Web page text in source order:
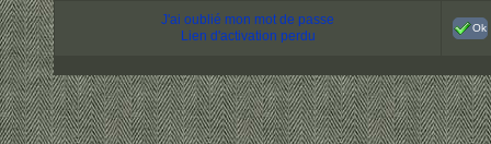
J'ai oublié mon mot de passe
Lien d'activation perdu
Ok